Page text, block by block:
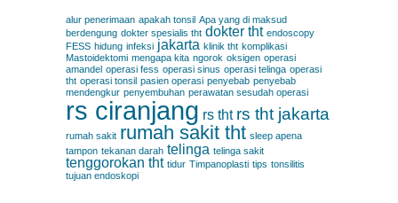
alur penerimaan apakah tonsil Apa yang di maksud
berdengung dokter spesialis tht dokter tht endoscopy
FESS hidung infeksi jakarta klinik tht komplikasi
Mastoidektomi mengapa kita ngorok oksigen operasi
amandel operasi fess operasi sinus operasi telinga operasi
tht operasi tonsil pasien operasi penyebab penyebab
mendengkur penyembuhan perawatan sesudah operasi
rs ciranjang rs tht rs tht jakarta
rumah sakit rumah sakit tht sleep apena
tampon tekanan darah telinga telinga sakit
tenggorokan tht tidur Timpanoplasti tips tonsilitis
tujuan endoskopi